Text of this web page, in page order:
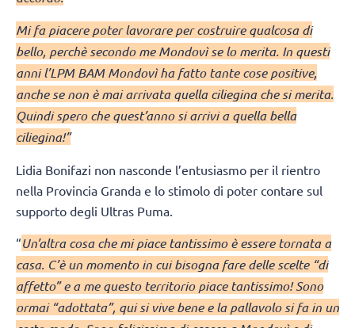
Mi fa piacere poter lavorare per costruire qualcosa di
bello, perchè secondo me Mondovì se lo merita. In questi
anni l’LPM BAM Mondovì ha fatto tante cose positive,
anche se non è mai arrivata quella ciliegina che si merita.
Quindi spero che quest’anno si arrivi a quella bella
ciliegina!”
Lidia Bonifazi non nasconde l’entusiasmo per il rientro
nella Provincia Granda e lo stimolo di poter contare sul
supporto degli Ultras Puma.
“Un’altra cosa che mi piace tantissimo è essere tornata a
casa. C’è un momento in cui bisogna fare delle scelte “di
affetto” e a me questo territorio piace tantissimo! Sono
ormai “adottata”, qui si vive bene e la pallavolo si fa in un